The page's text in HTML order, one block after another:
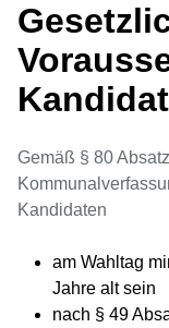
Gemäß § 80
Kandidaten
am Wahltag
Jahre alt sein
nach § 49